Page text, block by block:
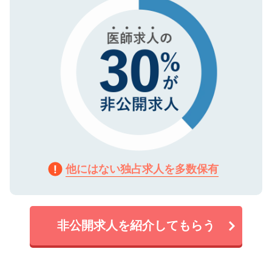
他にはない独占求人を多数保有
非公開求人を紹介してもらう